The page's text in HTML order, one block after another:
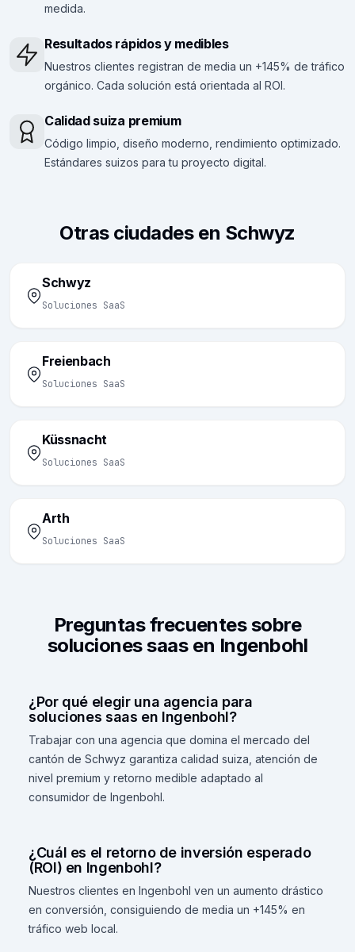
medida.
Resultados rápidos y medibles
Nuestros clientes registran de media un +145% de tráfico
orgánico. Cada solución está orientada al ROI.
Calidad suiza premium
Código limpio, diseño moderno, rendimiento optimizado.
Estándares suizos para tu proyecto digital.
Otras ciudades en Schwyz
Schwyz
Soluciones SaaS
Freienbach
Soluciones SaaS
Küssnacht
Soluciones SaaS
Arth
Soluciones SaaS
Preguntas frecuentes sobre
soluciones saas en Ingenbohl
¿Por qué elegir una agencia para
soluciones saas en Ingenbohl?
Trabajar con una agencia que domina el mercado del
cantón de Schwyz garantiza calidad suiza, atención de
nivel premium y retorno medible adaptado al
consumidor de Ingenbohl.
¿Cuál es el retorno de inversión esperado
(ROI) en Ingenbohl?
Nuestros clientes en Ingenbohl ven un aumento drástico
en conversión, consiguiendo de media un +145% en
tráfico web local.